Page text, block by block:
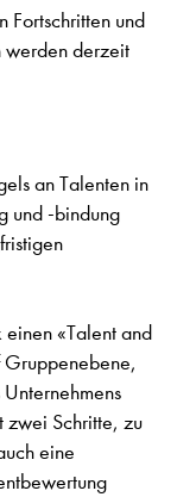
Fortschritten und
werden derzeit
an Talenten in
und -bindung
«Talent and
Gruppenebene,
zwei Schritte, zu
eine